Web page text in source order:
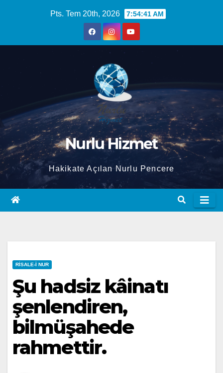
Pts. Tem 20th, 2026 7:54:42 AM
Nurlu Hizmet
Hakikate Açılan Nurlu Pencere
RISALE-I NUR
Şu hadsiz kâinatı
şenlendiren,
bilmüşahede
rahmettir.